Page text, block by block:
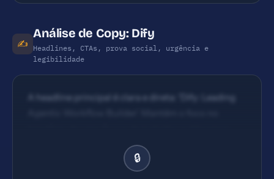
✍️
Análise de Copy: Dify
Headlines, CTAs, prova social, urgência e
legibilidade
A headline principal é clara e direta: 'Dify: Leading
Possui impacto, porém poderia contextualizar
rapidamente o que são 'agentic workflows' para
🔒